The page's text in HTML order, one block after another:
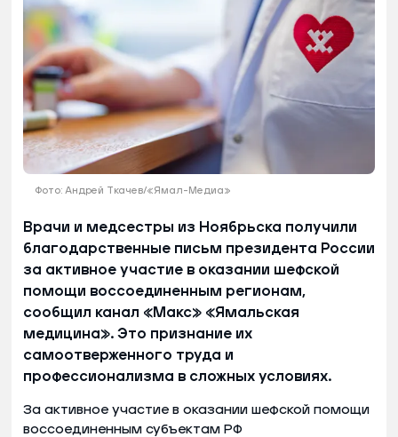
Фото: Андрей Ткачев/«Ямал-Медиа»
Врачи и медсестры из Ноябрьска получили
благодарственные письм президента России
за активное участие в оказании шефской
помощи воссоединенным регионам,
сообщил канал «Макс» «Ямальская
медицина». Это признание их
самоотверженного труда и
профессионализма в сложных условиях.
За активное участие в оказании шефской помощи
воссоединенным субъектам РФ